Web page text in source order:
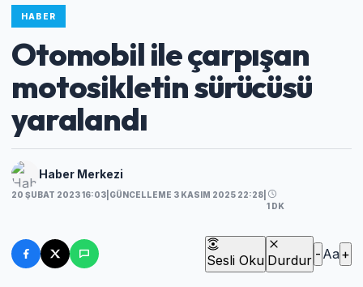
HABER
Otomobil ile çarpışan
motosikletin sürücüsü
yaralandı
Haber Merkezi
20 ŞUBAT 2023 16:03 GÜNCELLEME 3 KASIM 2025 22:28
1 DK
Sesli Oku Durdur - Aa+